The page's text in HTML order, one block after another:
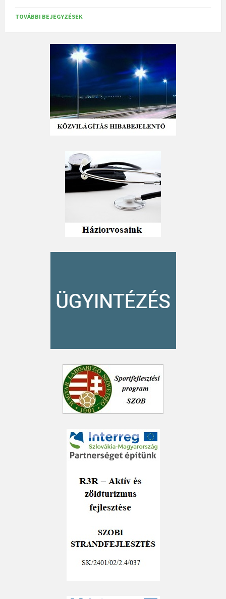
TOVÁBBI BEJEGYZÉSEK